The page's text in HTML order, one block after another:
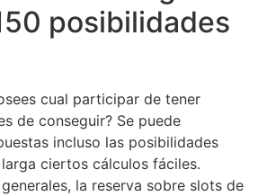
posibilidades
cual participar de tener
de conseguir? Se puede
incluso las posibilidades
ciertos cálculos fáciles.
la reserva sobre slots de